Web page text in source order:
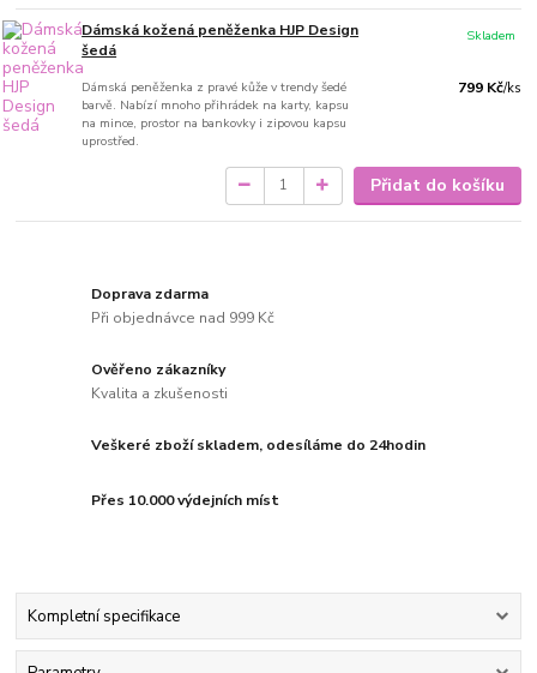
Dámská kožená peněženka HJP Design
šedá
Dámská peněženka z pravé kůže v trendy šedé
barvě. Nabízí mnoho přihrádek na karty, kapsu
na mince, prostor na bankovky i zipovou kapsu
uprostřed.
799 Kč/ks
Skladem
Přidat do košíku
Doprava zdarma
Při objednávce nad 999 Kč
Ověřeno zákazníky
Kvalita a zkušenosti
Veškeré zboží skladem, odesíláme do 24hodin
Přes 10.000 výdejních míst
Kompletní specifikace